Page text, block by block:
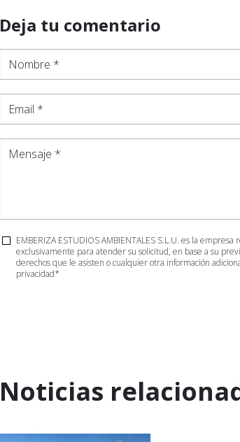
Deja tu comentario
Nombre *
Email *
Mensaje *
EMBERIZA ESTUDIOS AMBIENTALES S.L.U. es la
exclusivamente para atender su solicitud, en base a su
derechos que le asisten o cualquier otra información
privacidad*
Noticias